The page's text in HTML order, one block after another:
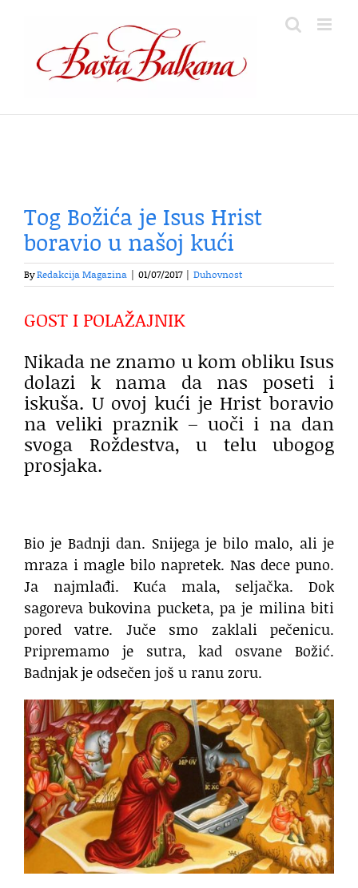
content
Tog Božića je Isus Hrist
boravio u našoj kući
ByRedakcija Magazina 01/07/2017 Duhovnost
GOST I POLAŽAJNIK
Nikada ne znamo u kom obliku Isus
dolazi k nama da nas poseti i
iskuša. U ovoj kući je Hrist boravio
na veliki praznik – uoči i na dan
svoga Roždestva, u telu ubogog
prosjaka.
Bio je Badnji dan. Snijega je bilo malo, ali je
mraza i magle bilo napretek. Nas dece puno.
Ja najmlađi. Kuća mala, seljačka. Dok
sagoreva bukovina pucketa, pa je milina biti
pored vatre. Juče smo zaklali pečenicu.
Pripremamo je sutra, kad osvane Božić.
Badnjak je odsečen još u ranu zoru.